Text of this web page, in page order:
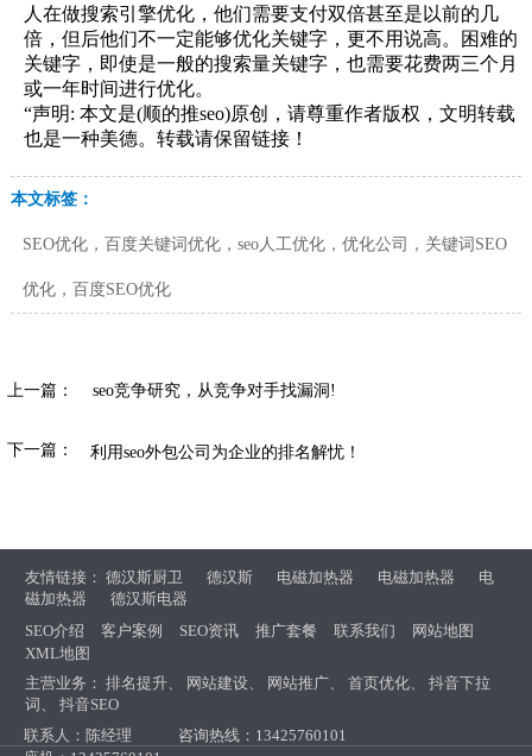
人在做搜索引擎优化，他们需要支付双倍甚至是以前的几
倍，但后他们不一定能够优化关键字，更不用说高。困难的
关键字，即使是一般的搜索量关键字，也需要花费两三个月
或一年时间进行优化。
“声明: 本文是(顺的推seo)原创，请尊重作者版权，文明转载
也是一种美德。转载请保留链接！
本文标签：
SEO优化，百度关键词优化，seo人工优化，优化公司，关键词SEO
优化，百度SEO优化
上一篇： seo竞争研究，从竞争对手找漏洞!
下一篇： 利用seo外包公司为企业的排名解忧！
友情链接：德汉斯厨卫 德汉斯 电磁加热器 电磁加热器
电
磁加热器
德汉斯电器
SEO介绍
客户案例 SEO资讯 推广套餐 联系我们
网站地图
XML地图
主营业务：排名提升、 网站建设、 网站推广、首页优化、抖音下拉
词 、抖音SEO
联系人：陈经理
咨询热线：13425760101